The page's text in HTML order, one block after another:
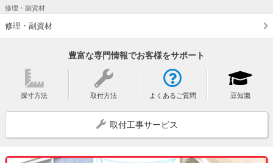
修理・副資材
修理・副資材
豊富な専門情報でお客様をサポート
採寸方法 取付方法 よくあるご質問 豆知識
取付工事サービス